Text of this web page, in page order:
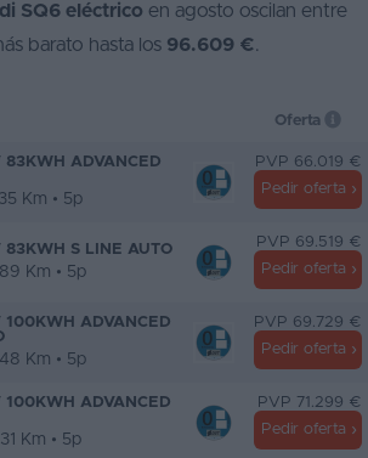
SQ6 eléctrico en agosto oscilan entre
barato hasta los 96.609 €.
Oferta
83KWH ADVANCED
Km • 5p
PVP 66.019 €
Pedir oferta
83KWH S LINE AUTO
Km • 5p
PVP 69.519 €
Pedir oferta
100KWH ADVANCED
Km • 5p
PVP 69.729 €
Pedir oferta
100KWH ADVANCED
Km • 5p
PVP 71.299 €
Pedir oferta